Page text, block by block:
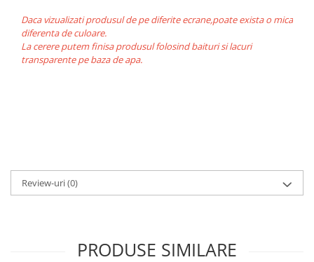
Daca vizualizati produsul de pe diferite ecrane,poate exista o mica
diferenta de culoare.
La cerere putem finisa produsul folosind baituri si lacuri
transparente pe baza de apa.
Review-uri(0)
PRODUSE SIMILARE